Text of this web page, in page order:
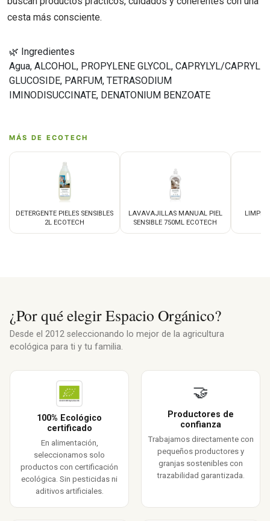
cesta más consciente.
🌿 Ingredientes
Agua, ALCOHOL, PROPYLENE GLYCOL, CAPRYLYL/CAPRYL
GLUCOSIDE, PARFUM, TETRASODIUM
IMINODISUCCINATE, DENATONIUM BENZOATE
MÁS DE ECOTECH
DETERGENTE PIELES SENSIBLES
2L ECOTECH
LAVAVAJILLAS MANUAL PIEL
SENSIBLE 750ML ECOTECH
¿Por qué elegir Espacio Orgánico?
Desde el 2012 seleccionando lo mejor de la agricultura
ecológica para ti y tu familia.
100% Ecológico
certificado
En alimentación,
seleccionamos solo
productos con certificación
ecológica. Sin pesticidas ni
aditivos artificiales.
🤝
Productores de
confianza
Trabajamos directamente con
pequeños productores y
granjas sostenibles con
trazabilidad garantizada.